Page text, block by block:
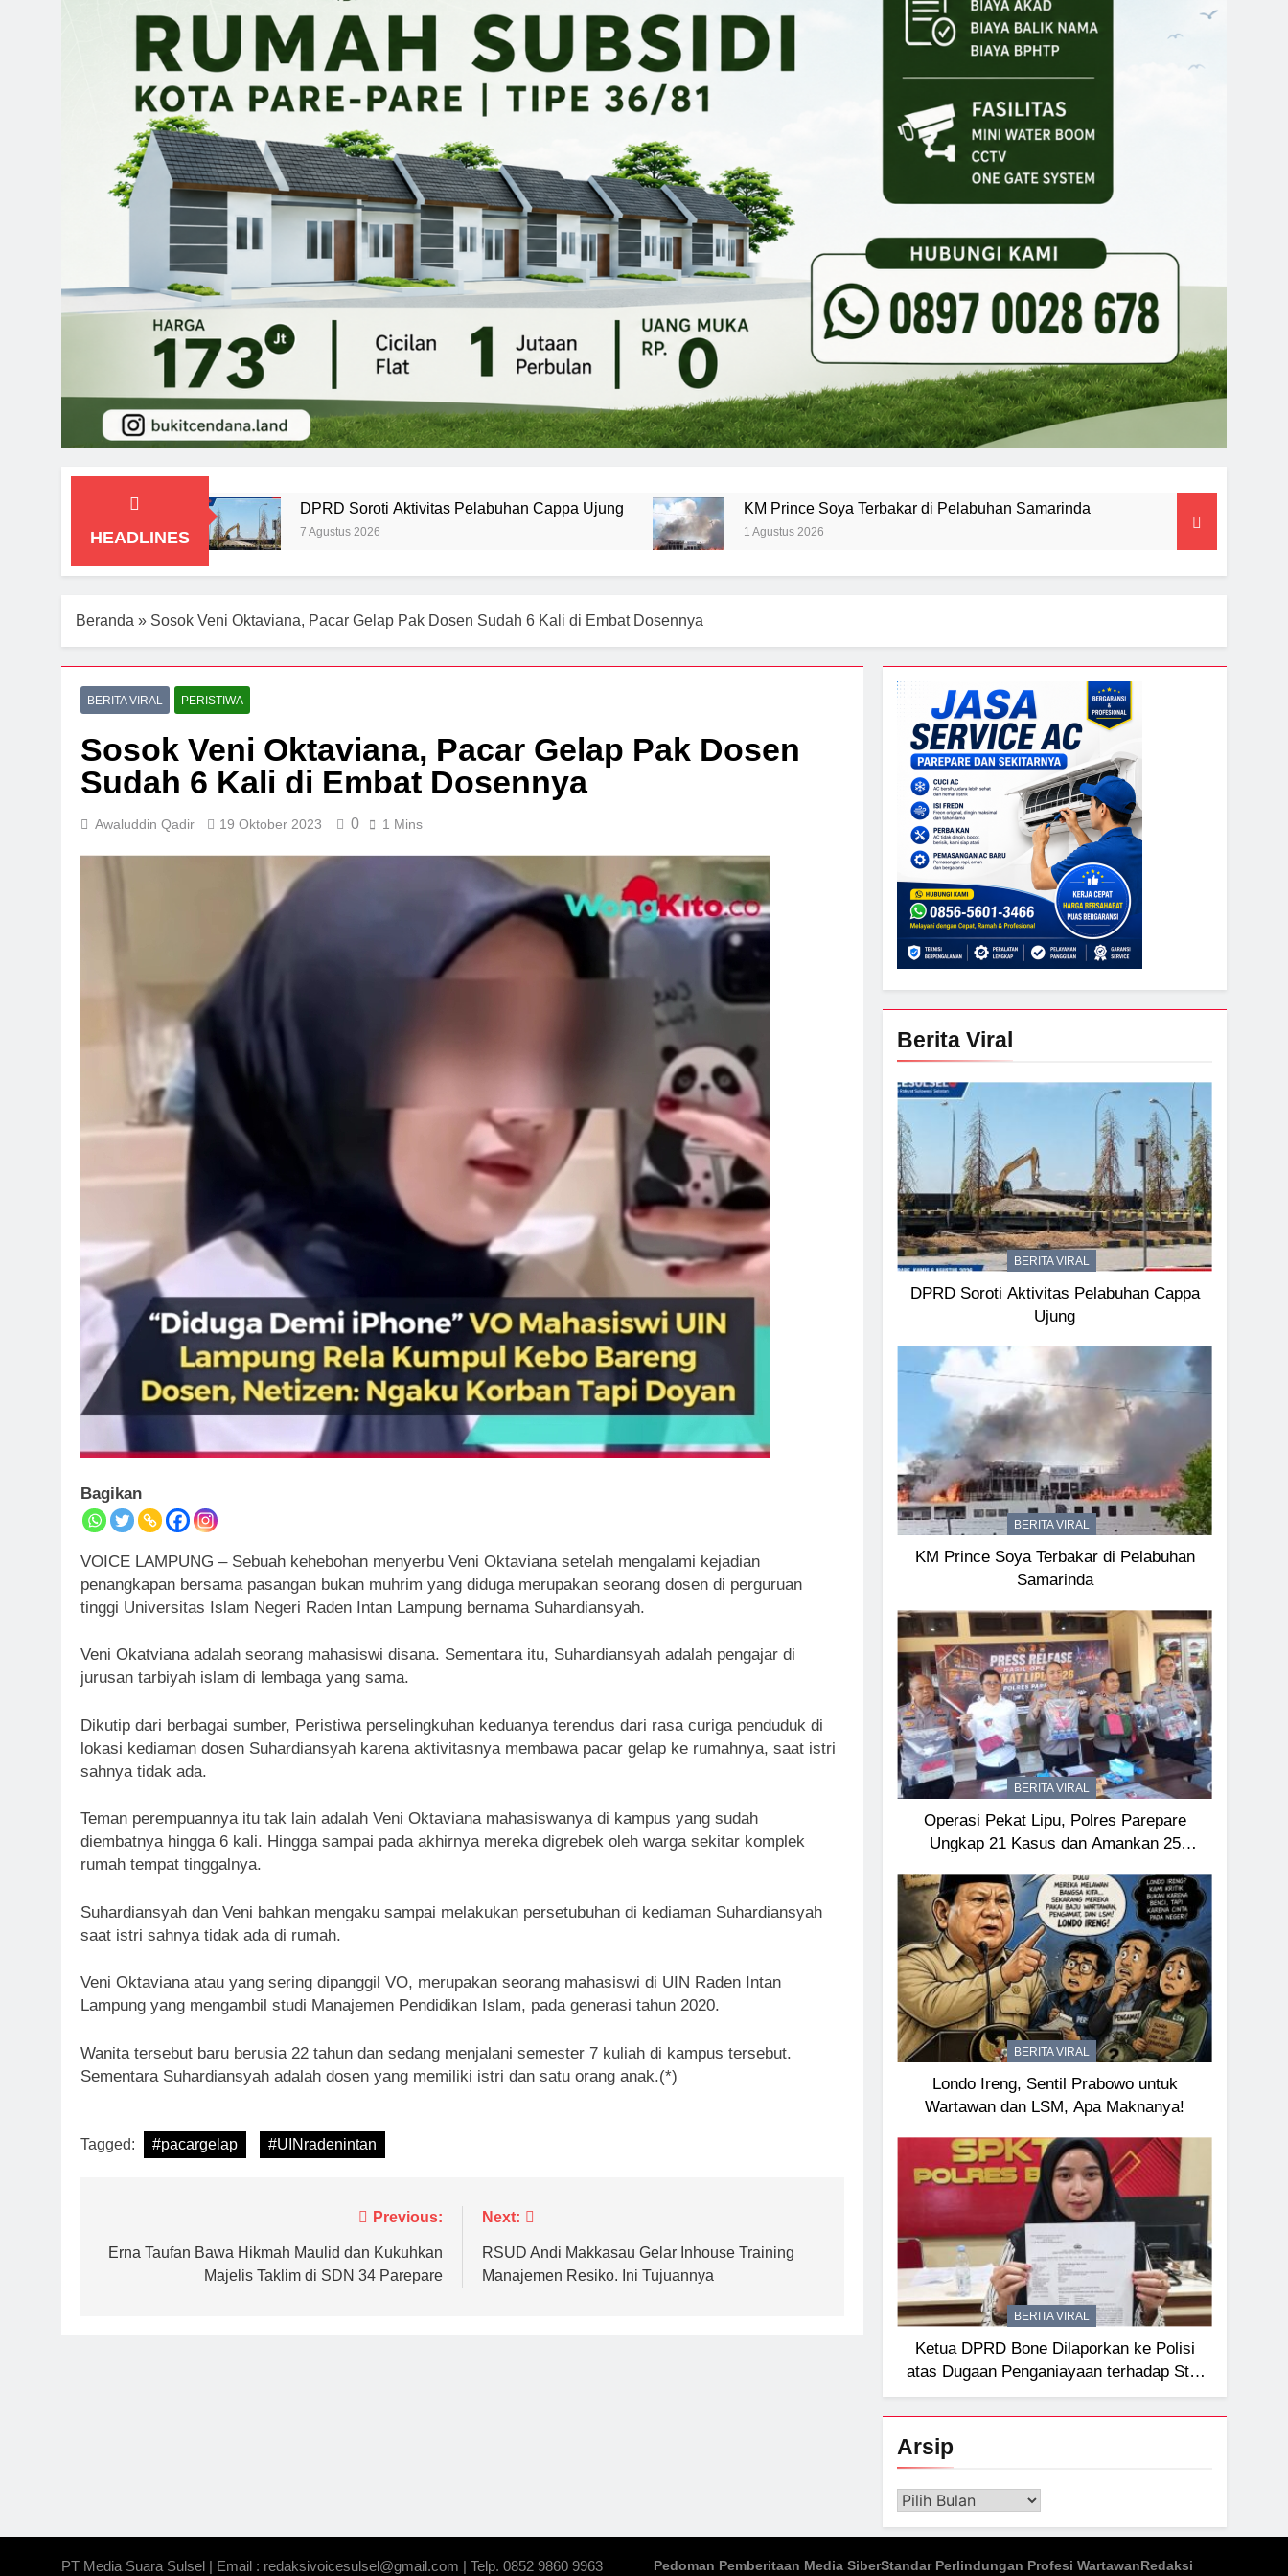
HEADLINES
DPRD Soroti Aktivitas Pelabuhan Cappa Ujung
7 Agustus 2026
KM Prince Soya Terbakar di Pelabuhan Samarinda
1 Agustus 2026
Beranda » Sosok Veni Oktaviana, Pacar Gelap Pak Dosen Sudah 6 Kali di Embat Dosennya
BERITA VIRAL PERISTIWA
Sosok Veni Oktaviana, Pacar Gelap Pak Dosen
Sudah 6 Kali di Embat Dosennya
Awaluddin Qadir 19 Oktober 2023 0 1 Mins
Bagikan
VOICE LAMPUNG – Sebuah kehebohan menyerbu Veni Oktaviana setelah mengalami kejadian
penangkapan bersama pasangan bukan muhrim yang diduga merupakan seorang dosen di perguruan
tinggi Universitas Islam Negeri Raden Intan Lampung bernama Suhardiansyah.
Veni Okatviana adalah seorang mahasiswi disana. Sementara itu, Suhardiansyah adalah pengajar di
jurusan tarbiyah islam di lembaga yang sama.
Dikutip dari berbagai sumber, Peristiwa perselingkuhan keduanya terendus dari rasa curiga penduduk di
lokasi kediaman dosen Suhardiansyah karena aktivitasnya membawa pacar gelap ke rumahnya, saat istri
sahnya tidak ada.
Teman perempuannya itu tak lain adalah Veni Oktaviana mahasiswanya di kampus yang sudah
diembatnya hingga 6 kali. Hingga sampai pada akhirnya mereka digrebek oleh warga sekitar komplek
rumah tempat tinggalnya.
Suhardiansyah dan Veni bahkan mengaku sampai melakukan persetubuhan di kediaman Suhardiansyah
saat istri sahnya tidak ada di rumah.
Veni Oktaviana atau yang sering dipanggil VO, merupakan seorang mahasiswi di UIN Raden Intan
Lampung yang mengambil studi Manajemen Pendidikan Islam, pada generasi tahun 2020.
Wanita tersebut baru berusia 22 tahun dan sedang menjalani semester 7 kuliah di kampus tersebut.
Sementara Suhardiansyah adalah dosen yang memiliki istri dan satu orang anak.(*)
Tagged: #pacargelap #UINradenintan
pos
Previous:
Erna Taufan Bawa Hikmah Maulid dan Kukuhkan
Majelis Taklim di SDN 34 Parepare
Next:
RSUD Andi Makkasau Gelar Inhouse Training
Manajemen Resiko. Ini Tujuannya
Berita Viral
BERITA VIRAL
DPRD Soroti Aktivitas Pelabuhan Cappa
Ujung
BERITA VIRAL
KM Prince Soya Terbakar di Pelabuhan
Samarinda
BERITA VIRAL
Operasi Pekat Lipu, Polres Parepare
Ungkap 21 Kasus dan Amankan 25
BERITA VIRAL
Londo Ireng, Sentil Prabowo untuk
Wartawan dan LSM, Apa Maknanya!
BERITA VIRAL
Ketua DPRD Bone Dilaporkan ke Polisi
atas Dugaan Penganiayaan terhadap Staf
Sekretariat
Arsip
Arsip
PT Media Suara Sulsel | Email : redaksivoicesulsel@gmail.com | Telp. 0852 9860 9963 Pedoman Pemberitaan Media SiberStandar Perlindungan Profesi WartawanRedaksi